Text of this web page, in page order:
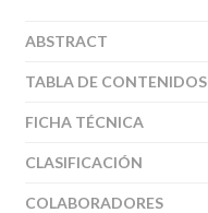
ABSTRACT
TABLA DE CONTENIDOS
FICHA TÉCNICA
CLASIFICACIÓN
COLABORADORES